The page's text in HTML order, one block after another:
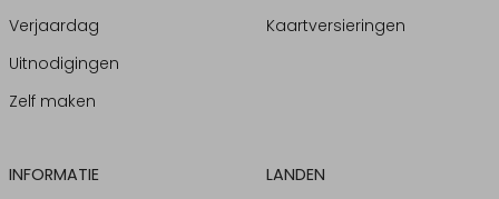
Verjaardag
Uitnodigingen
Zelf maken
Kaartversieringen
INFORMATIE
LANDEN